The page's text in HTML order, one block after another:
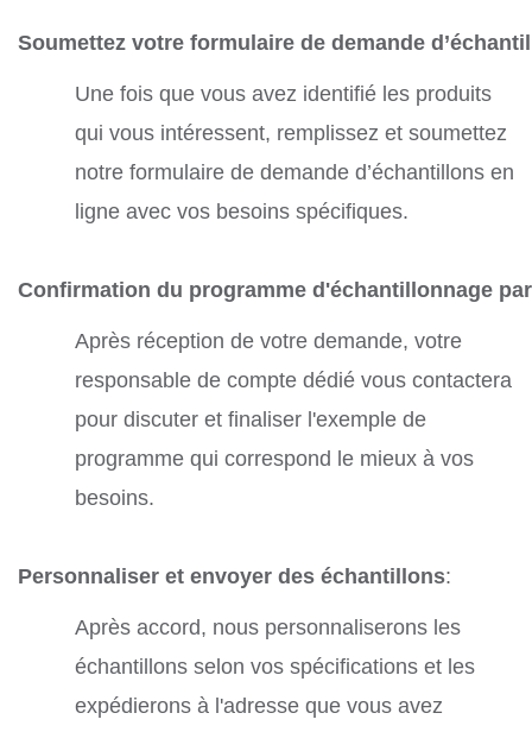
Soumettez votre formulaire de demande
Une fois que vous avez identifié les produits
qui vous intéressent, remplissez et soumettez
notre formulaire de demande d’échantillons en
ligne avec vos besoins spécifiques.
Confirmation du programme d'échantillonnage
Après réception de votre demande, votre
responsable de compte dédié vous contactera
pour discuter et finaliser l'exemple de
programme qui correspond le mieux à vos
besoins.
Personnaliser et envoyer des échantillons:
Après accord, nous personnaliserons les
échantillons selon vos spécifications et les
expédierons à l'adresse que vous avez